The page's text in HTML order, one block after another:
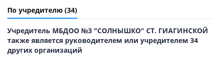
По учредителю (34)
Учредитель МБДОО №3 "СОЛНЫШКО" СТ. ГИАГИНСКОЙ
также является руководителем или учредителем 34
других организаций